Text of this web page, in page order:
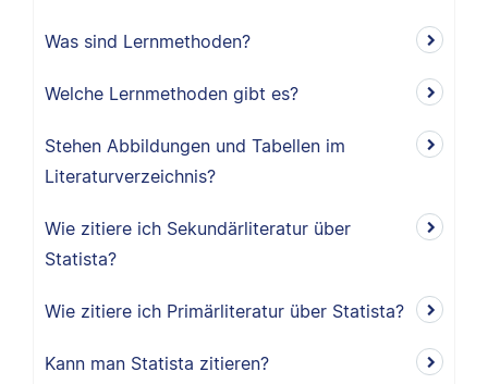
Was sind Lernmethoden?
Welche Lernmethoden gibt es?
Stehen Abbildungen und Tabellen im
Literaturverzeichnis?
Wie zitiere ich Sekundärliteratur über
Statista?
Wie zitiere ich Primärliteratur über Statista?
Kann man Statista zitieren?